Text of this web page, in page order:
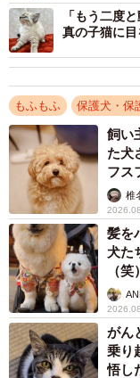
しかし一方で、息
前でした。
玄関を開けても出
事が返ってこない
は家族みんな同じだ
命日に連れてき
転機となったのは
と何気なく口にし
た。知人から「命日
けられたこともあり
たちを迎えに行っ
とはいえ、実際に
「もう二度
真の子猫に
もふもふ 保護犬・保
飼い
た犬
フス
椎
髪を
犬た
（
がん
乗り
悟し